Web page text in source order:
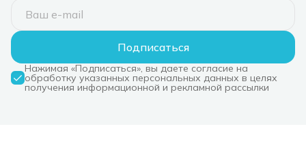
Подписаться
Нажимая «Подписаться», вы даете согласие на
обработку указанных персональных данных в целях
получения информационной и рекламной рассылки